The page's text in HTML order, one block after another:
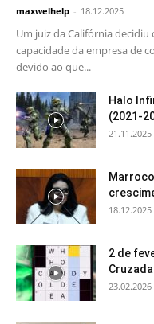
maxwelhelp - 18.12.2025
Um juiz da Califórnia
capacidade da empresa de
devido ao que...
Halo
(2021-
21.11.2025
18.12.2025
2 de
23.02.2026